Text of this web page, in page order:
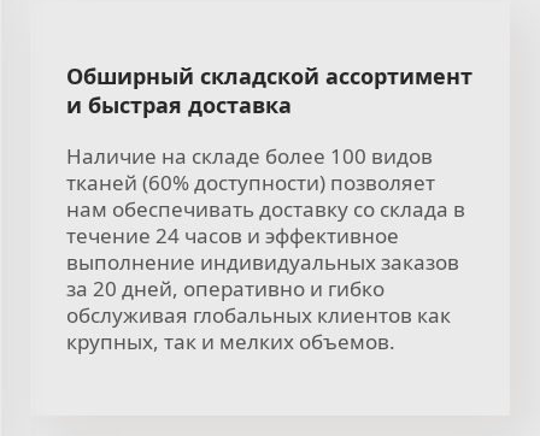
Обширный складской ассортимент
и быстрая доставка
Наличие на складе более 100 видов
тканей (60% доступности) позволяет
нам обеспечивать доставку со склада в
течение 24 часов и эффективное
выполнение индивидуальных заказов
за 20 дней, оперативно и гибко
обслуживая глобальных клиентов как
крупных, так и мелких объемов.